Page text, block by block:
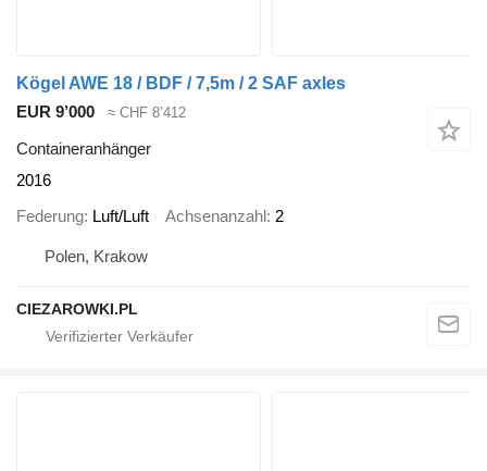
Kögel AWE 18 / BDF / 7,5m / 2 SAF axles
EUR 9’000
≈ CHF 8’412
Containeranhänger
2016
Federung Luft/Luft Achsenanzahl 2
Polen, Krakow
CIEZAROWKI.PL